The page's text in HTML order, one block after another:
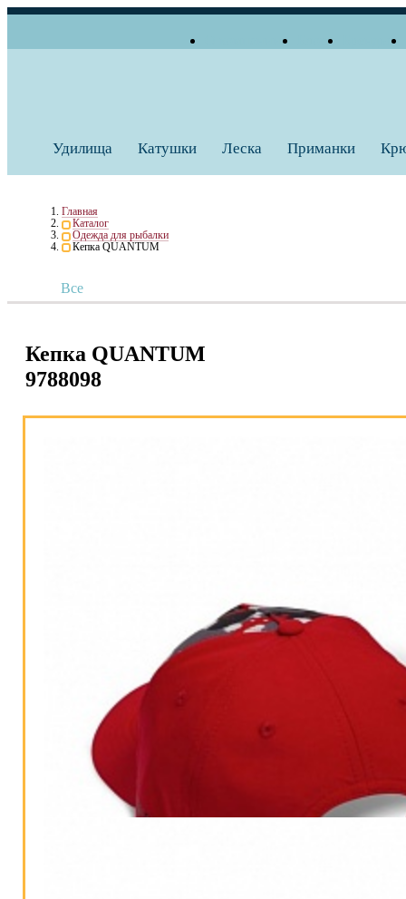
Удилища Катушки Леска Приманки
Главная
Каталог
Одежда для рыбалки
Кепка QUANTUM
Все
Кепка QUANTUM
9788098